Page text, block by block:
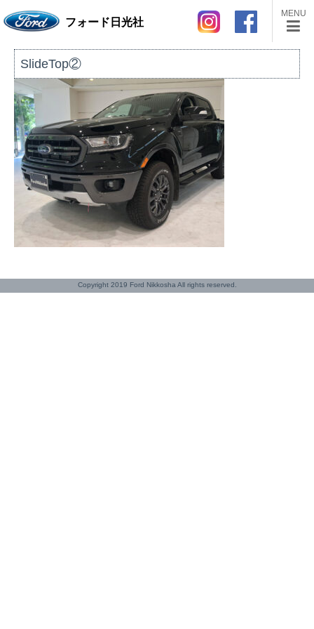
フォード日光社
MENU
SlideTop②
Copyright 2019 Ford Nikkosha All rights reserved.